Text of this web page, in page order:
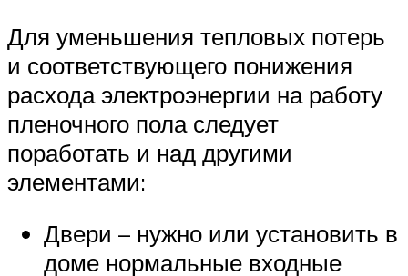
Для уменьшения тепловых потерь
и соответствующего понижения
расхода электроэнергии на работу
пленочного пола следует
поработать и над другими
элементами:
Двери – нужно или установить в
доме нормальные входные